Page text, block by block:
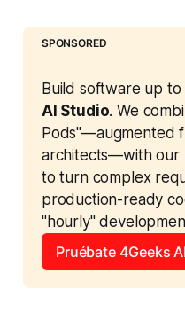
SPONSORED
Build software up
AI Studio. We
Pods"—augmented
architects—with our
to turn complex
production-ready
"hourly"
Pruébate 4Geeks